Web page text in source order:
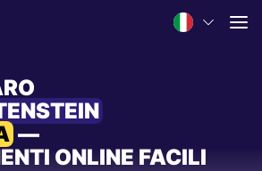
—
ONLINE FACILI